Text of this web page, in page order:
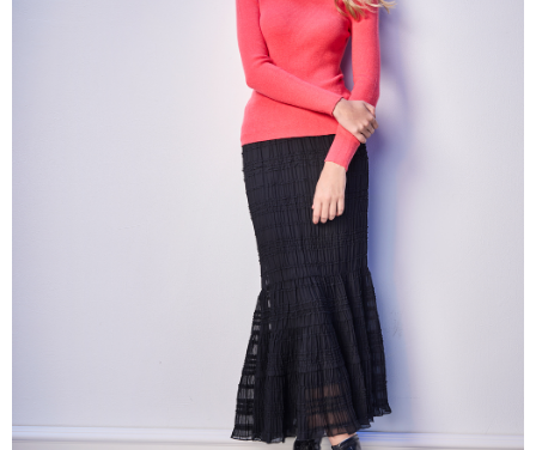
用戶於交易時，得透過本服務購買商品或服務，並由商店將買賣／分期付款
買賣價金債權讓與本公司後，依約使用本公司帳單繳交帳款。
2.基於同意付款使用「大哥付你分期」之契約關係目的，商店將以您的個人
資料（包含姓名、電話或地址）提供予台灣大哥大進項蒐集、處理及利用，
由本公司與您本人進行分期帳單所需資料之確認、核對及更正。
3.完整用戶服務條款，請詳閱以下連結：
https://oppay.tw/userRule
每筆NT$60，滿NT$1,000(含以上)免運費
每筆NT$80，滿NT$1,000(含以上)免運費